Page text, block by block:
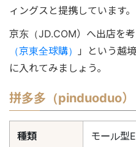
ィングスと提携しています。
京东（JD.COM）へ出店を
（京東全球購）
」という越
に入れてみましょう。
拼多多（pinduoduo）
種類 モール型